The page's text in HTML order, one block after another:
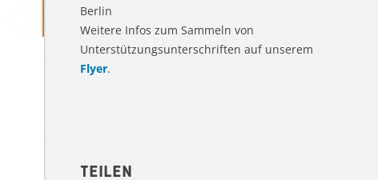
Berlin
Weitere Infos zum Sammeln von
Unterstützungsunterschriften auf unserem
Flyer.
Teilen